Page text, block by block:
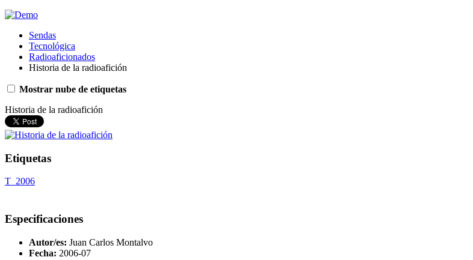
Sendas
Tecnológica
Radioaficionados
Historia de la radioafición
Mostrar nube de etiquetas
Historia de la radioafición
Etiquetas
T_2006
Especificaciones
Autor/es: Juan Carlos Montalvo
Fecha: 2006-07